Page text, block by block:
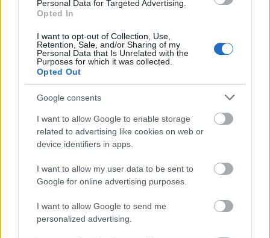
Personal Data for Targeted Advertising.
Opted In
I want to opt-out of Collection, Use,
Retention, Sale, and/or Sharing of my
Personal Data that Is Unrelated with the
Purposes for which it was collected.
Opted Out
Google consents
I want to allow Google to enable storage
related to advertising like cookies on web or
device identifiers in apps.
I want to allow my user data to be sent to
Google for online advertising purposes.
I want to allow Google to send me
personalized advertising.
Μετά το Λας Βέγκας και το Μακάο της
, η
Wynn Resorts έκανε την έκπληξη ανοίγοντας το
Wynn Palace το 2016. Είναι ένα απίστευτο θέρετρο
που αποτελείται από 28 ορόφους και διαθέτει
πολυτελείς σουίτες, εστιατόρια κι ένα εκπληκτικό
σπα, ενώ έχει αποσπάσει πολλά βραβεία του
Forbes Travel Guide Five Star Awards